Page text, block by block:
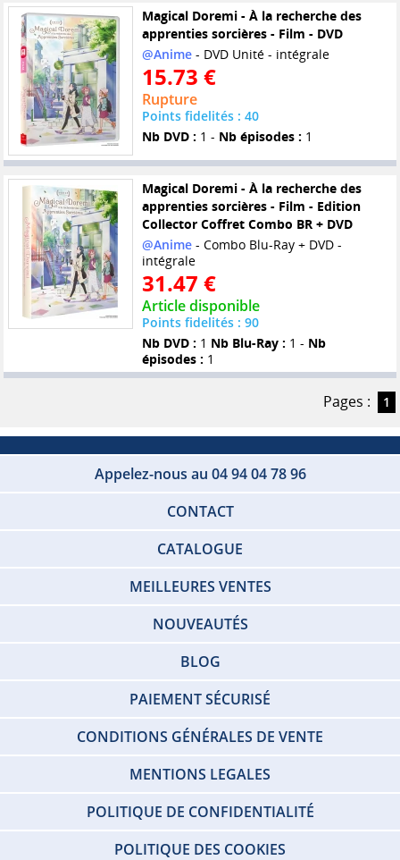
Magical Doremi - À la recherche des
apprenties sorcières - Film - DVD
@Anime- DVD Unité - intégrale
15.73 €
Rupture
Points fidelités : 40
Nb DVD : 1 - Nb épisodes : 1
Magical Doremi - À la recherche des
apprenties sorcières - Film - Edition
Collector Coffret Combo BR + DVD
@Anime- Combo Blu-Ray + DVD -
intégrale
31.47 €
Article disponible
Points fidelités : 90
Nb DVD : 1 Nb Blu-Ray : 1 - Nb
épisodes : 1
Pages : 1
Appelez-nous au 04 94 04 78 96
CONTACT
CATALOGUE
MEILLEURES VENTES
NOUVEAUTÉS
BLOG
PAIEMENT SÉCURISÉ
CONDITIONS GÉNÉRALES DE VENTE
MENTIONS LEGALES
POLITIQUE DE CONFIDENTIALITÉ
POLITIQUE DES COOKIES